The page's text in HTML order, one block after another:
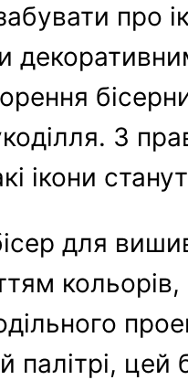
про
З
ікони
для
палітрі, цей